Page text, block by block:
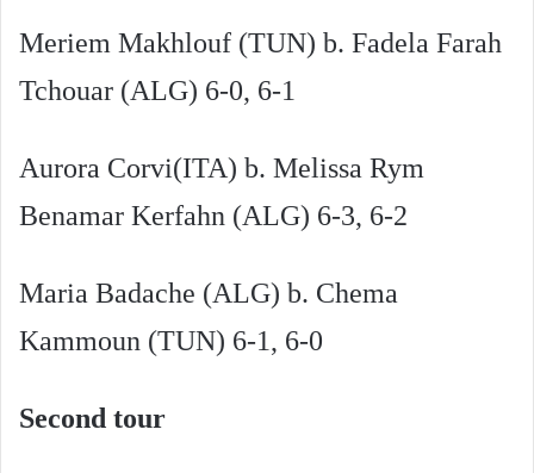
Meriem Makhlouf (TUN) b. Fadela Farah
Tchouar (ALG) 6-0, 6-1
Aurora Corvi(ITA) b. Melissa Rym
Benamar Kerfahn (ALG) 6-3, 6-2
Maria Badache (ALG) b. Chema
Kammoun (TUN) 6-1, 6-0
Second tour